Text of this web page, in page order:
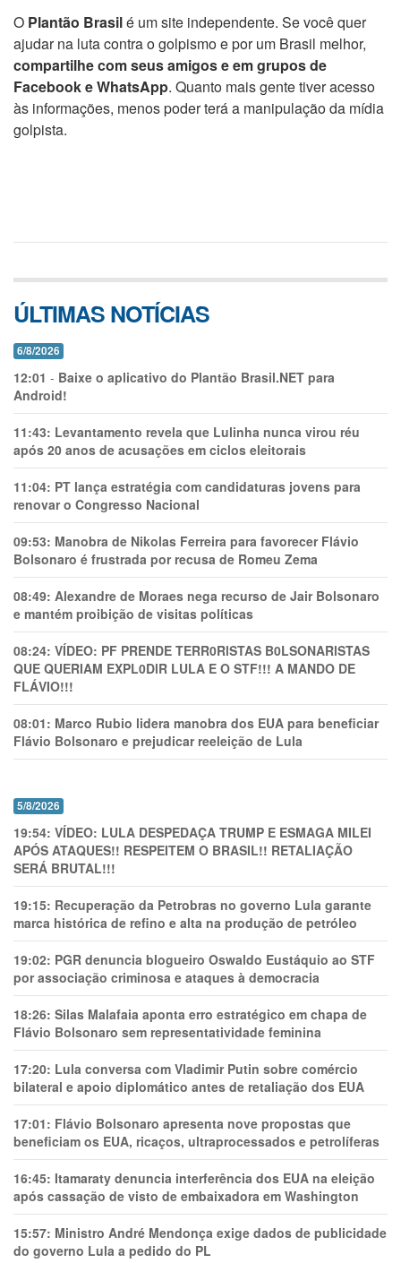
O Plantão Brasilé um site independente. Se você quer
ajudar na luta contra o golpismo e por um Brasil melhor,
compartilhe com seus amigos e em grupos de
Facebook e WhatsApp. Quanto mais gente tiver acesso
às informações, menos poder terá a manipulação da mídia
golpista.
ÚLTIMAS NOTÍCIAS
6/8/2026
12:01 - Baixe o aplicativo do Plantão Brasil.NET para
Android!
11:43: Levantamento revela que Lulinha nunca virou réu
após 20 anos de acusações em ciclos eleitorais
11:04: PT lança estratégia com candidaturas jovens para
renovar o Congresso Nacional
09:53: Manobra de Nikolas Ferreira para favorecer Flávio
Bolsonaro é frustrada por recusa de Romeu Zema
08:49: Alexandre de Moraes nega recurso de Jair Bolsonaro
e mantém proibição de visitas políticas
08:24: VÍDEO: PF PRENDE TERR0RlSTAS B0LSONARlSTAS
QUE QUERIAM EXPL0DlR LULA E O STF!!! A MANDO DE
FLÁVIO!!!
08:01: Marco Rubio lidera manobra dos EUA para beneficiar
Flávio Bolsonaro e prejudicar reeleição de Lula
5/8/2026
19:54: VÍDEO: LULA DESPEDAÇA TRUMP E ESMAGA MILEI
APÓS ATAQUES!! RESPEITEM O BRASIL!! RETALIAÇÃO
SERÁ BRUTAL!!!
19:15: Recuperação da Petrobras no governo Lula garante
marca histórica de refino e alta na produção de petróleo
19:02: PGR denuncia blogueiro Oswaldo Eustáquio ao STF
por associação criminosa e ataques à democracia
18:26: Silas Malafaia aponta erro estratégico em chapa de
Flávio Bolsonaro sem representatividade feminina
17:20: Lula conversa com Vladimir Putin sobre comércio
bilateral e apoio diplomático antes de retaliação dos EUA
17:01: Flávio Bolsonaro apresenta nove propostas que
beneficiam os EUA, ricaços, ultraprocessados e petrolíferas
16:45: Itamaraty denuncia interferência dos EUA na eleição
após cassação de visto de embaixadora em Washington
15:57: Ministro André Mendonça exige dados de publicidade
do governo Lula a pedido do PL